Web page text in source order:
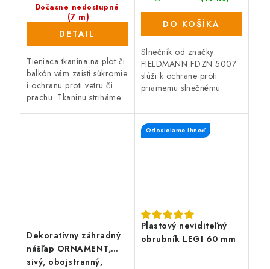
Dočasne nedostupné
(7 m)
DETAIL
Tieniaca tkanina na plot či
balkón vám zaistí súkromie
i ochranu proti vetru či
prachu. Tkaninu striháme
DO KOŠÍKA
Slnečník od značky
FIELDMANN FDZN 5007
slúži k ochrane proti
priamemu slnečnému
Dekoratívny záhradný
nášľap ORNAMENT,
sivý, obojstranný,
Plastový neviditeľný
obrubník LEGI 60 mm
Odosielame ihneď